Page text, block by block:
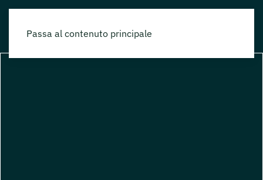
Passa al contenuto principale